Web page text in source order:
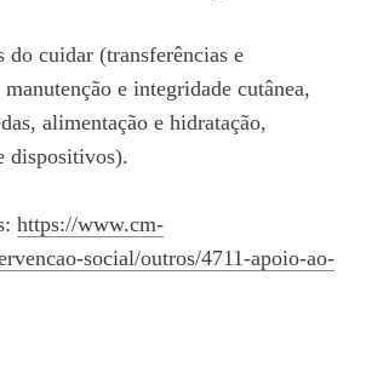
do cuidar (transferências e
e integridade cutânea,
alimentação e hidratação,
dispositivos).
https://www.cm-
social/outros/4711-apoio-ao-